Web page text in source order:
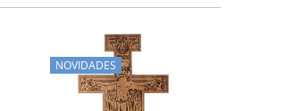
NOVIDADES